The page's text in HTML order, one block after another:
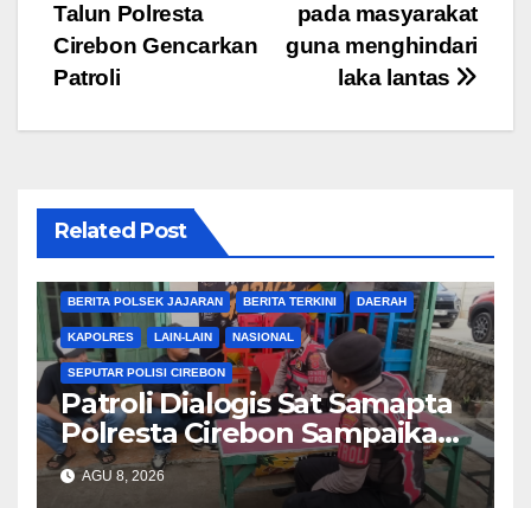
pada masyarakat
guna menghindari
laka lantas
Talun Polresta
Cirebon Gencarkan
Patroli
Related Post
BERITA POLSEK JAJARAN BERITA TERKINI DAERAH
KAPOLRES LAIN-LAIN NASIONAL
SEPUTAR POLISI CIREBON
Patroli Dialogis Sat Samapta
Polresta Cirebon Sampaikan
Pesan Kamtibmas kepada
Warga
AGU 8, 2026